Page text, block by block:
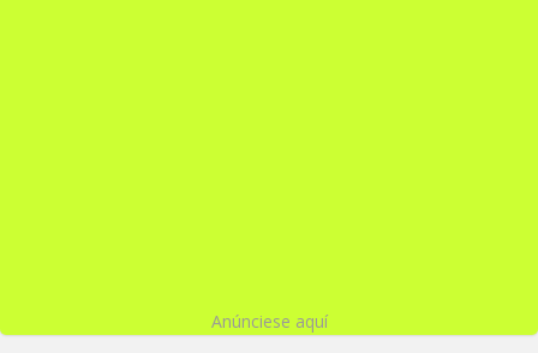
Anúnciese aquí